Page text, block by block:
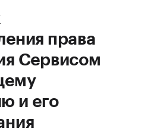
права
Сервисом
и его